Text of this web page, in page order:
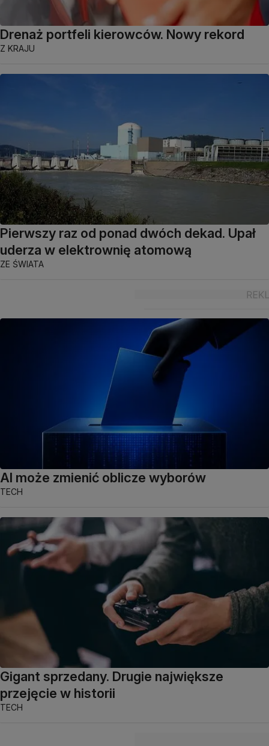
Drenaż portfeli kierowców. Nowy rekord
Z KRAJU
Pierwszy raz od ponad dwóch dekad. Upał
uderza w elektrownię atomową
ZE ŚWIATA
AI może zmienić oblicze wyborów
TECH
Gigant sprzedany. Drugie największe
przejęcie w historii
TECH